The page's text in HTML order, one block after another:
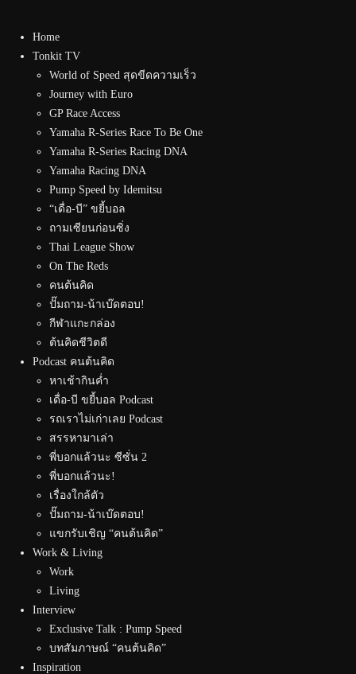
Home
Tonkit TV
World of Speed สุดขีดความเร็ว
Journey with Euro
GP Race Access
Yamaha R-Series Race To Be One
Yamaha R-Series Racing DNA
Yamaha Racing DNA
Pump Speed by Idemitsu
“เดื่อ-บี” ขยี้บอล
ถามเซียนก่อนซิ่ง
Thai League Show
On The Reds
คนต้นคิด
ปั๊มถาม-น้าเบ๊ดตอบ!
กีฬาแกะกล่อง
ต้นคิดชีวิตดี
Podcast คนต้นคิด
หาเช้ากินค่ำ
เดื่อ-บี ขยี้บอล Podcast
รถเราไม่เก่าเลย Podcast
สรรหามาเล่า
พี่บอกแล้วนะ ซีซั่น 2
พี่บอกแล้วนะ!
เรื่องใกล้ตัว
ปั๊มถาม-น้าเบ๊ดตอบ!
แขกรับเชิญ “คนต้นคิด”
Work & Living
Work
Living
Interview
Exclusive Talk : Pump Speed
บทสัมภาษณ์ “คนต้นคิด”
Inspiration